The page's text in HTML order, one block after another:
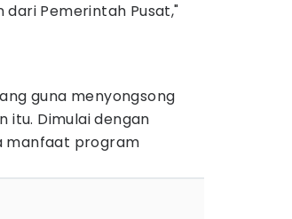
Pemerintah Pusat,"
guna menyongsong
itu. Dimulai dengan
manfaat program